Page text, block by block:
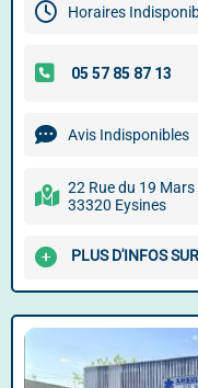
Horaires
Avis Indisponibles
22 Rue du 19 Mars
33320 Eysines
PLUS D'INFOS